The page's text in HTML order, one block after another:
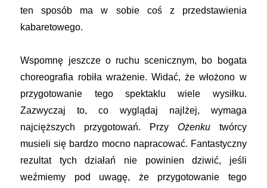
ten sposób ma w sobie coś z przedstawienia
kabaretowego.
Wspomnę jeszcze o ruchu scenicznym, bo bogata
choreografia robiła wrażenie. Widać, że włożono w
przygotowanie tego spektaklu wiele wysiłku.
Zazwyczaj to, co wyglądaj najlżej, wymaga
najcięższych przygotowań. Przy Ożenkutwórcy
musieli się bardzo mocno napracować. Fantastyczny
rezultat tych działań nie powinien dziwić, jeśli
weźmiemy pod uwagę, że przygotowanie tego